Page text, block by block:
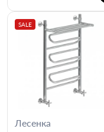
SALE
Лесенка